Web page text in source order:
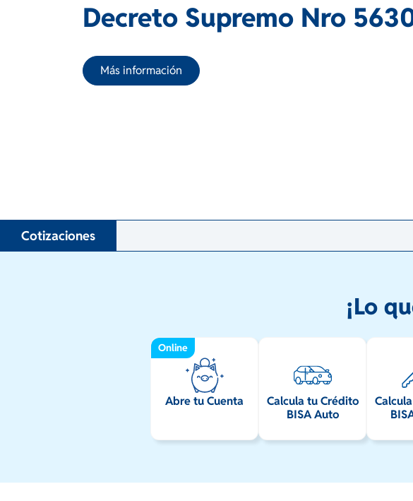
Decreto Supremo Nro
Más información
¡Lo
Online
Abre tu Cuenta
Calcula tu Crédito
BISA Auto